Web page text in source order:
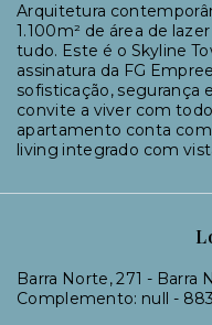
Arquitetura
1.100m² de área de
tudo. Este é o Skyline
assinatura da FG
sofisticação, segurança
convite a viver com
apartamento conta
living integrado com
Barra Norte, 271 - Barra
Complemento: null -